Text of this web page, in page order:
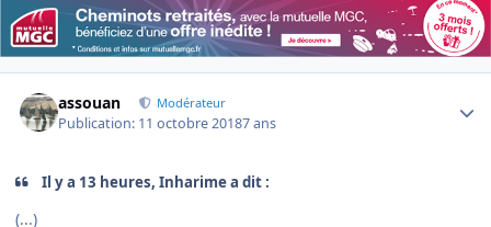
assouan Modérateur
Publication: 11 octobre 20187 ans
Il y a 13 heures, Inharime a dit :
(...)